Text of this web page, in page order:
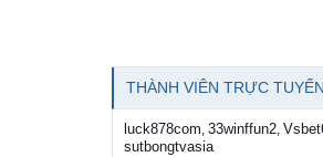
THÀNH VIÊN TRỰC TUYẾN
luck878com, 33winffun2,
sutbongtvasia